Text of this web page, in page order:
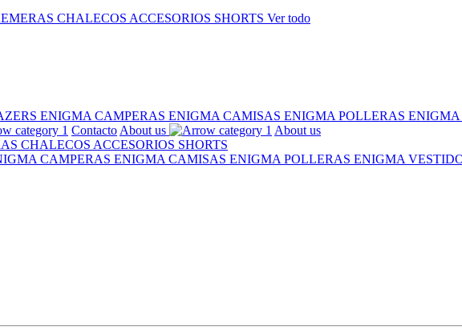
CHALECOS ACCESORIOS SHORTS Ver todo
ENIGMA CAMPERAS ENIGMA CAMISAS ENIGMA POLLERAS ENIGMA
Contacto About us
About us
CHALECOS ACCESORIOS SHORTS
CAMPERAS ENIGMA CAMISAS ENIGMA POLLERAS ENIGMA